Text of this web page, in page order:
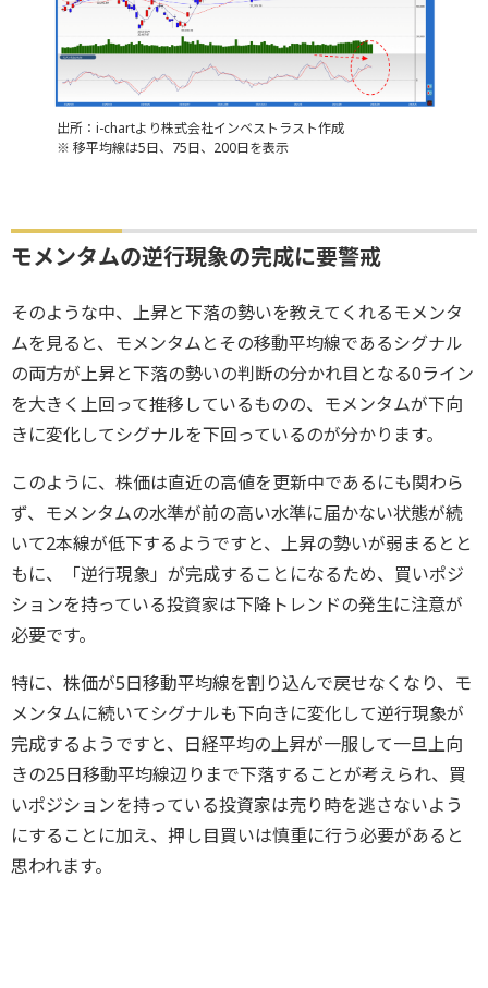
出所：i-chartより株式会社インベストラスト作成
※ 移平均線は5日、75日、200日を表示
モメンタムの逆行現象の完成に要警戒
そのような中、上昇と下落の勢いを教えてくれるモメンタ
ムを見ると、モメンタムとその移動平均線であるシグナル
の両方が上昇と下落の勢いの判断の分かれ目となる0ライン
を大きく上回って推移しているものの、モメンタムが下向
きに変化してシグナルを下回っているのが分かります。
このように、株価は直近の高値を更新中であるにも関わら
ず、モメンタムの水準が前の高い水準に届かない状態が続
いて2本線が低下するようですと、上昇の勢いが弱まるとと
もに、「逆行現象」が完成することになるため、買いポジ
ションを持っている投資家は下降トレンドの発生に注意が
必要です。
特に、株価が5日移動平均線を割り込んで戻せなくなり、モ
メンタムに続いてシグナルも下向きに変化して逆行現象が
完成するようですと、日経平均の上昇が一服して一旦上向
きの25日移動平均線辺りまで下落することが考えられ、買
いポジションを持っている投資家は売り時を逃さないよう
にすることに加え、押し目買いは慎重に行う必要があると
思われます。